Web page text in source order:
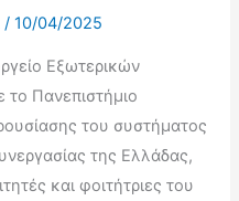
/10/04/2025
Εξωτερικών
το Πανεπιστήμιο
του συστήματος
της Ελλάδας,
και φοιτήτριες του